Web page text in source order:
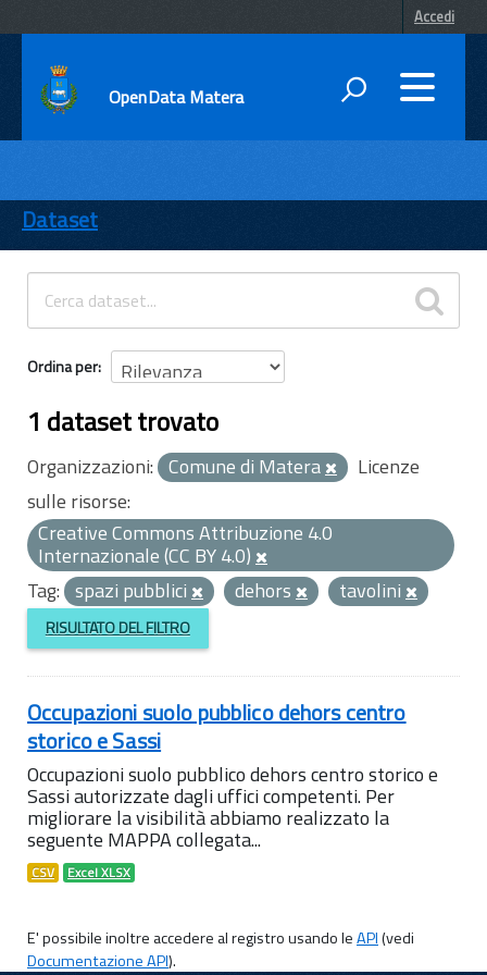
Accedi
OpenData Matera
ENTI
TEMI
INFORMAZIONI
Dataset
Ordina per
1 dataset trovato
Organizzazioni: Comune di Matera
Licenze
sulle risorse:
Creative Commons Attribuzione 4.0
Internazionale (CC BY 4.0)
Tag: spazi pubblici dehors tavolini
RISULTATO DEL FILTRO
Occupazioni suolo pubblico dehors centro
storico e Sassi
Occupazioni suolo pubblico dehors centro storico e
Sassi autorizzate dagli uffici competenti. Per
migliorare la visibilità abbiamo realizzato la
seguente MAPPA collegata...
CSV Excel XLSX
E' possibile inoltre accedere al registro usando leAPI(vedi
Documentazione API).